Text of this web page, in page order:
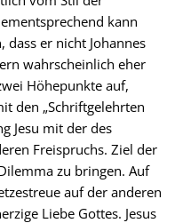
kann
dass er nicht Johannes
wahrscheinlich eher
Höhepunkte auf,
den „Schriftgelehrten
Jesu mit der des
Freispruchs. Ziel der
zu bringen. Auf
auf der anderen
Liebe Gottes. Jesus